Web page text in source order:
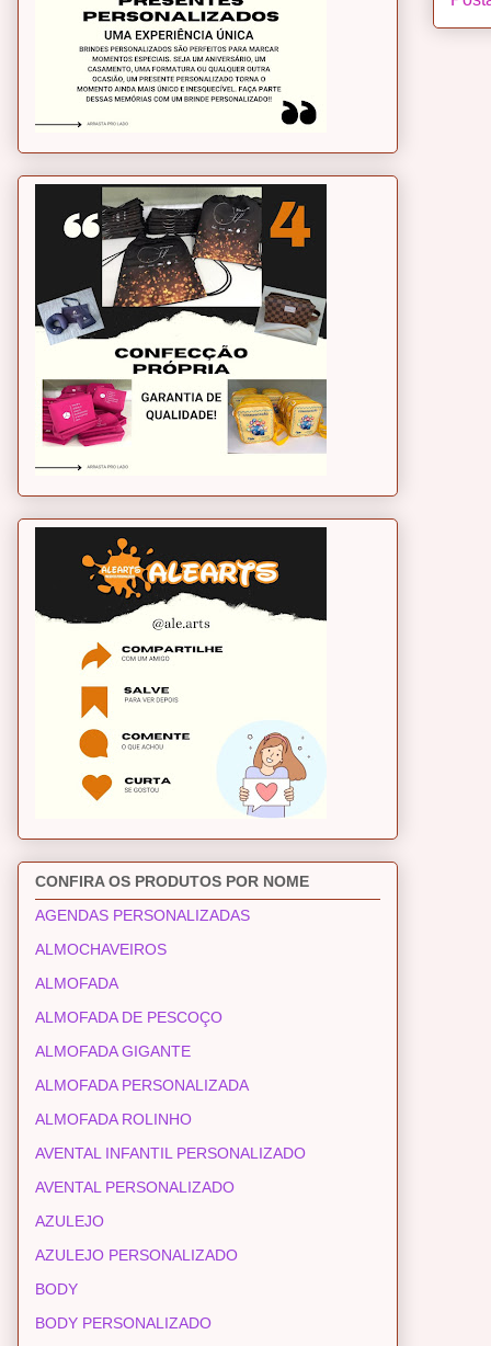
CONFIRA OS PRODUTOS POR NOME
AGENDAS PERSONALIZADAS
ALMOCHAVEIROS
ALMOFADA
ALMOFADA DE PESCOÇO
ALMOFADA GIGANTE
ALMOFADA PERSONALIZADA
ALMOFADA ROLINHO
AVENTAL INFANTIL PERSONALIZADO
AVENTAL PERSONALIZADO
AZULEJO
AZULEJO PERSONALIZADO
BODY
BODY PERSONALIZADO